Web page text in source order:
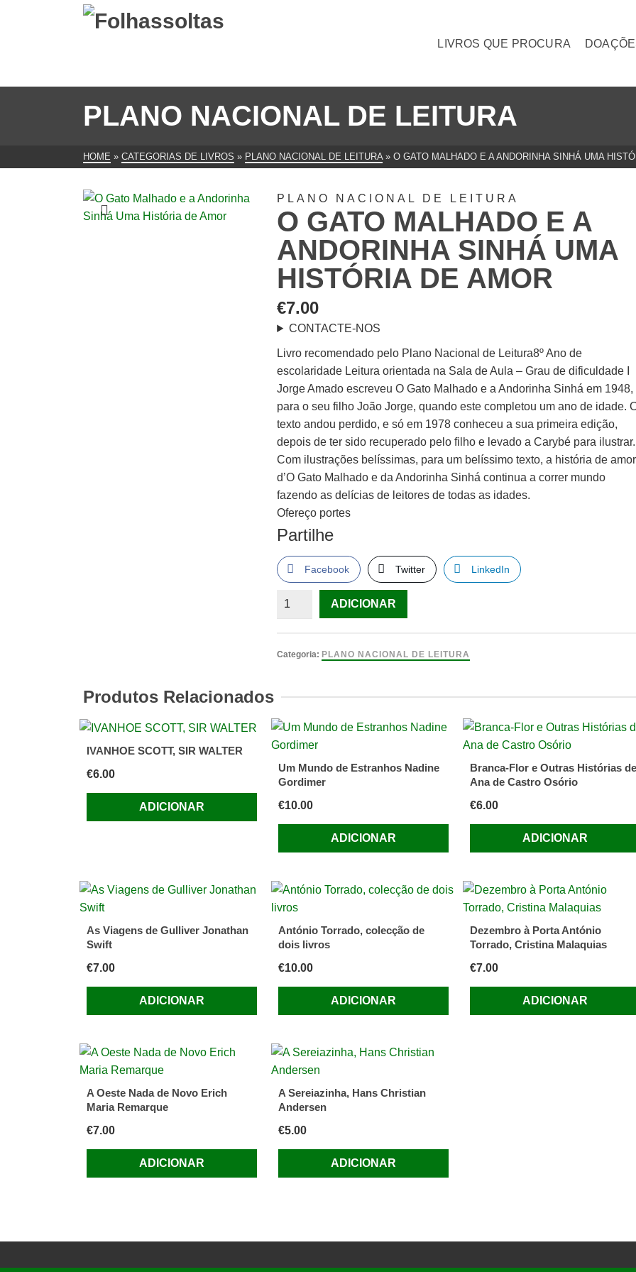
LIVROS QUE PROCURA
PLANO NACIONAL DE LEITURA
HOME » CATEGORIAS DE LIVROS » PLANO NACIONAL DE LEITURA » O GATO MALHADO E A ANDORINHA SINHÁ UMA
PLANO NACIONAL DE LEITURA
O GATO MALHADO E A
ANDORINHA SINHÁ UMA
HISTÓRIA DE AMOR
€7.00
CONTACTE-NOS
Livro recomendado pelo Plano Nacional de Leitura8º Ano de
escolaridade Leitura orientada na Sala de Aula – Grau de dificuldade I
Jorge Amado escreveu O Gato Malhado e a Andorinha Sinhá em 1948,
para o seu filho João Jorge, quando este completou um ano de idade.
texto andou perdido, e só em 1978 conheceu a sua primeira edição,
depois de ter sido recuperado pelo filho e levado a Carybé para ilustrar.
Com ilustrações belíssimas, para um belíssimo texto, a história de amor
d’O Gato Malhado e da Andorinha Sinhá continua a correr mundo
fazendo as delícias de leitores de todas as idades.
Ofereço portes
Partilhe
Facebook Twitter LinkedIn
Quantidade
Gato
Andorinha
Sinhá
História
Amor
ADICIONAR
Categoria: PLANO NACIONAL DE LEITURA
Produtos Relacionados
IVANHOE SCOTT, SIR WALTER
€6.00
ADICIONAR
Um Mundo de Estranhos Nadine
Gordimer
€10.00
ADICIONAR
Branca-Flor e Outras Histórias de
Ana de Castro Osório
€6.00
ADICIONAR
As Viagens de Gulliver Jonathan
Swift
€7.00
ADICIONAR
António Torrado, colecção de
dois livros
€10.00
ADICIONAR
Dezembro à Porta António
Torrado, Cristina Malaquias
€7.00
ADICIONAR
A Oeste Nada de Novo Erich
Maria Remarque
€7.00
ADICIONAR
A Sereiazinha, Hans Christian
Andersen
€5.00
ADICIONAR